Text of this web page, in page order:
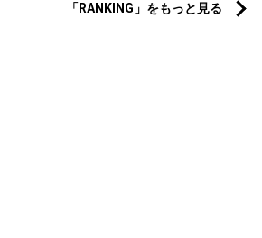
「RANKING」をもっと見る